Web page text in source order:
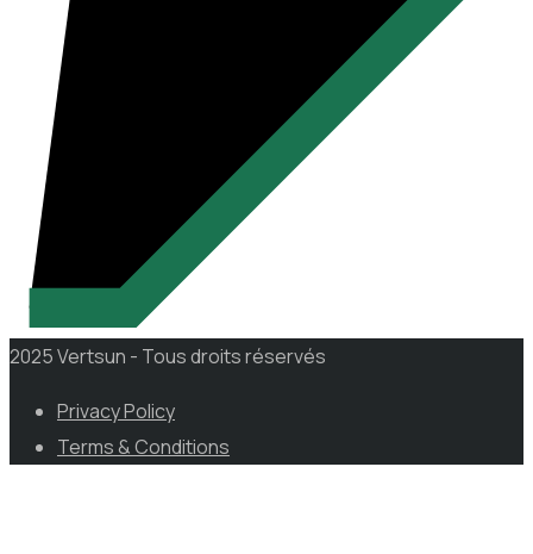
2025 Vertsun - Tous droits réservés
Privacy Policy
Terms & Conditions